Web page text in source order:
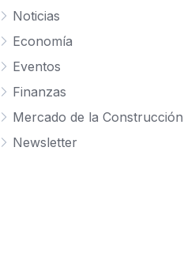
Noticias
Economía
Eventos
Finanzas
Mercado de la Construcción
Newsletter